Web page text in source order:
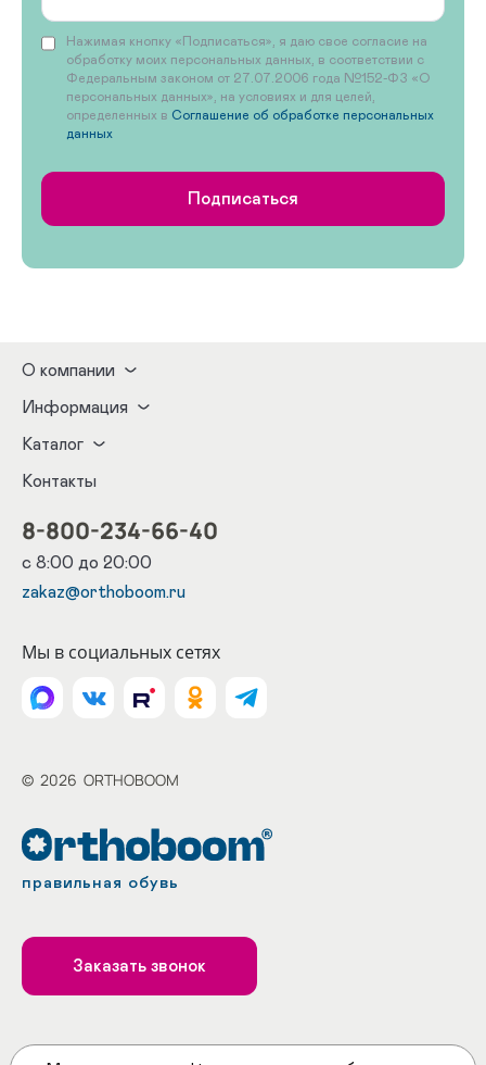
Нажимая кнопку «Подписаться», я даю свое согласие на
обработку моих персональных данных, в соответствии с
Федеральным законом от 27.07.2006 года №152-ФЗ «О
персональных данных», на условиях и для целей,
определенных в Соглашение об обработке персональных
данных
Подписаться
О компании
Информация
Каталог
Контакты
8-800-234-66-40
с 8:00 до 20:00
zakaz@orthoboom.ru
Мы в социальных сетях
© 2026 ORTHOBOOM
правильная обувь
Заказать звонок
Принимаем к оплате